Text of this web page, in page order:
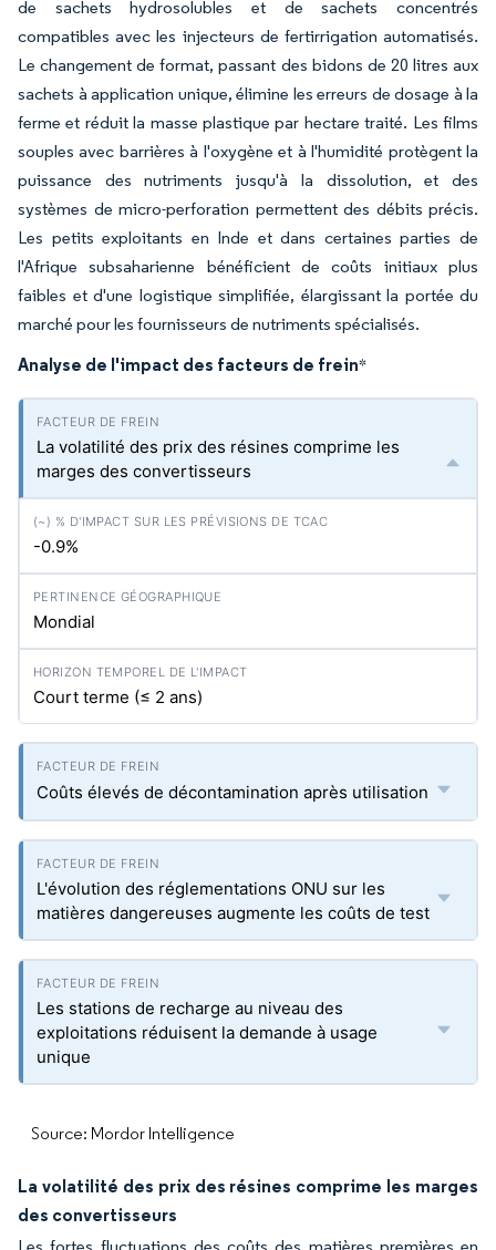
de sachets hydrosolubles et de sachets concentrés
compatibles avec les injecteurs de fertirrigation automatisés.
Le changement de format, passant des bidons de 20 litres aux
sachets à application unique, élimine les erreurs de dosage à la
ferme et réduit la masse plastique par hectare traité. Les films
souples avec barrières à l'oxygène et à l'humidité protègent la
puissance des nutriments jusqu'à la dissolution, et des
systèmes de micro-perforation permettent des débits précis.
Les petits exploitants en Inde et dans certaines parties de
l'Afrique subsaharienne bénéficient de coûts initiaux plus
faibles et d'une logistique simplifiée, élargissant la portée du
marché pour les fournisseurs de nutriments spécialisés.
Analyse de l'impact des facteurs de frein*
La volatilité des prix des résines comprime les
marges des convertisseurs
-0.9%
Mondial
Court terme (≤ 2 ans)
Coûts élevés de décontamination après utilisation
L'évolution des réglementations ONU sur les
matières dangereuses augmente les coûts de test
Les stations de recharge au niveau des
exploitations réduisent la demande à usage
unique
Source: Mordor Intelligence
La volatilité des prix des résines comprime les marges
des convertisseurs